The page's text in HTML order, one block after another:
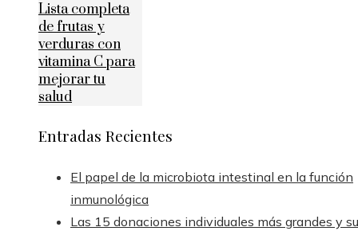
Lista completa
de frutas y
verduras con
vitamina C para
mejorar tu
salud
Entradas Recientes
El papel de la microbiota intestinal en la función
inmunológica
Las 15 donaciones individuales más grandes y su